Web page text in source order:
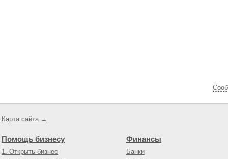
Карта сайта →
Помощь бизнесу
1. Открыть бизнес
Финансы
Банки